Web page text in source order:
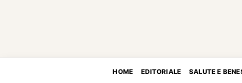
HOME EDITORIALE SALUTE E